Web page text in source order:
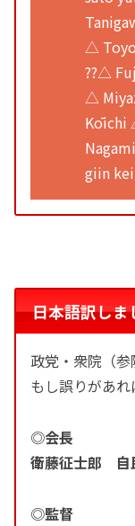
△
??△
△
Kōichi
giin
日本語訳しま
政党・衆院（参
もし誤りがあれ
◎会長
衛藤征士郎
◎監督